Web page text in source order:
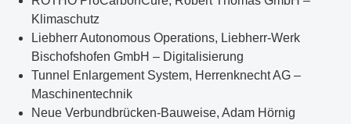
Klimaschutz
Liebherr Autonomous Operations, Liebherr-Werk
Bischofshofen GmbH – Digitalisierung
Tunnel Enlargement System, Herrenknecht AG –
Maschinentechnik
Neue Verbundbrücken-Bauweise, Adam Hörnig